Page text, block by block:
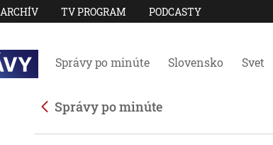
ARCHÍV TV PROGRAM PODCASTY
Správy po minúte Slovensko Svet
Správy po minúte